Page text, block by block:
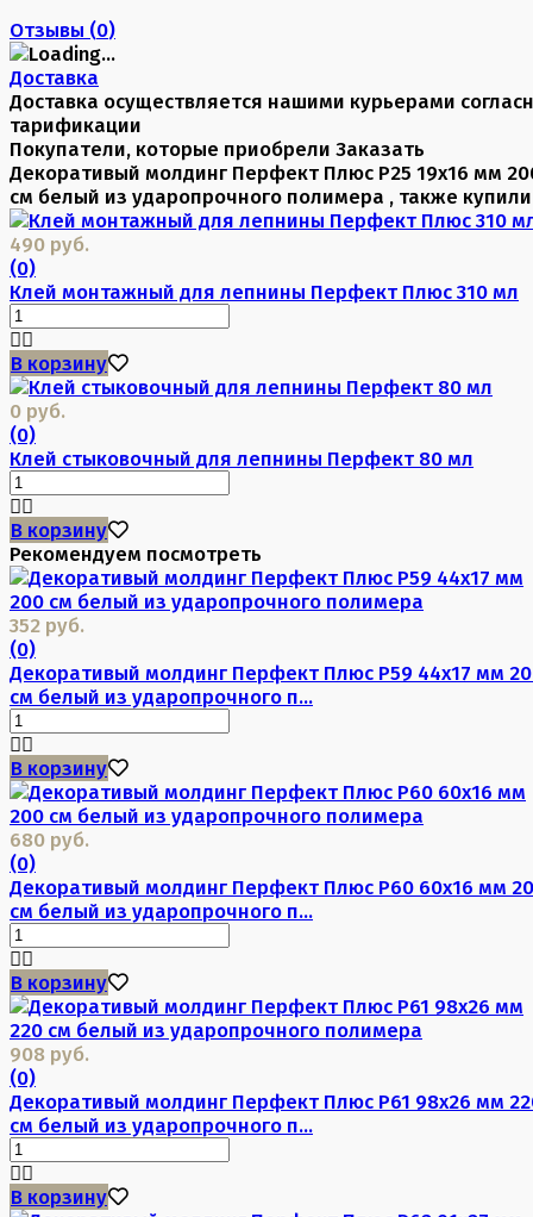
Отзывы (0)
Доставка
Доставка осуществляется нашими курьерами
тарификации
Покупатели, которые приобрели Заказать
Декоративый молдинг Перфект Плюс P25 19х16 мм
см белый из ударопрочного полимера , также купили
490 руб.
(0)
Клей монтажный для лепнины Перфект Плюс 310 мл
В корзину
0 руб.
(0)
Клей стыковочный для лепнины Перфект 80 мл
В корзину
Рекомендуем посмотреть
352 руб.
(0)
Декоративый молдинг Перфект Плюс P59 44х17 мм
см белый из ударопрочного п...
В корзину
680 руб.
(0)
Декоративый молдинг Перфект Плюс P60 60х16 мм
см белый из ударопрочного п...
В корзину
908 руб.
(0)
Декоративый молдинг Перфект Плюс P61 98х26 мм
см белый из ударопрочного п...
В корзину